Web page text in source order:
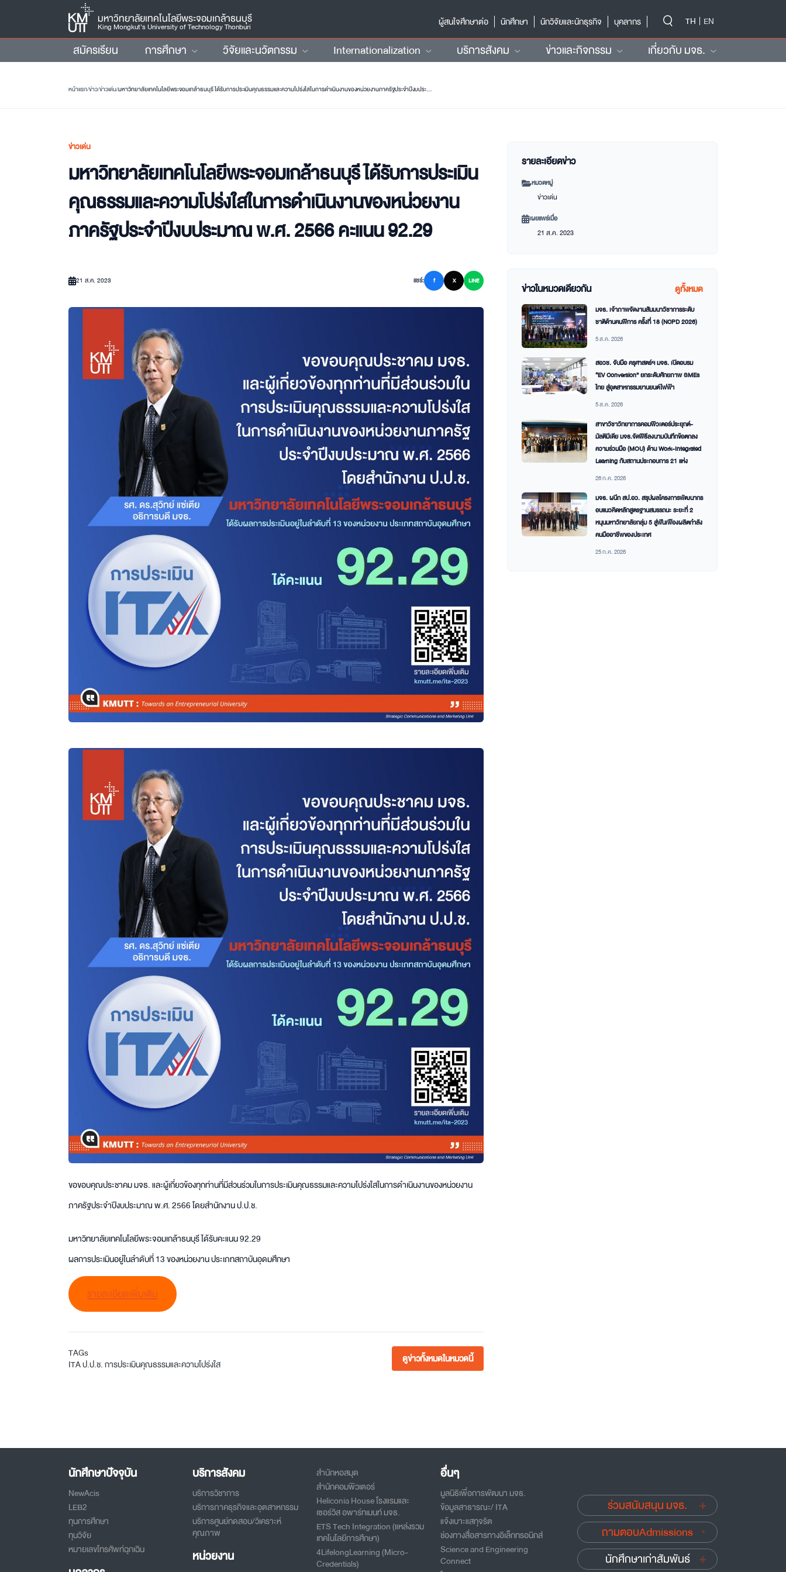
มหาวิทยาลัยเทคโนโลยีพระจอมเกล้าธนบุรี
King Mongkut’s University of Technology Thonburi
ผู้สนใจศึกษาต่อ
นักศึกษา นักวิจัยและนักธุรกิจ บุคลากร TH EN
สมัครเรียน การศึกษา วิจัยและนวัตกรรม Internationalization บริการสังคม ข่าวและกิจกรรม เกี่ยวกับ มจธ.
หน้าแรก/ข่าว/ข่าวเด่น/ มหาวิทยาลัยเทคโนโลยีพระจอมเกล้าธนบุรี ได้รับการประเมินคุณธรรมและความโปร่งใสในการดำเนินงานของหน่วยงานภาครัฐประจำปีงบประมาณ พ.ศ. 2566 คะแนน 92.29
ข่าวเด่น
มหาวิทยาลัยเทคโนโลยีพระจอมเกล้าธนบุรี ได้รับการประเมิน
คุณธรรมและความโปร่งใสในการดำเนินงานของหน่วยงาน
ภาครัฐประจำปีงบประมาณ พ.ศ. 2566 คะแนน 92.29
21 ส.ค. 2023 แชร์: f X LINE
ขอขอบคุณประชาคม มจธ. และผู้เกี่ยวข้องทุกท่านที่มีส่วนร่วมในการประเมินคุณธรรมและความโปร่งใสในการดำเนินงานของหน่วยงาน
ภาครัฐประจำปีงบประมาณ พ.ศ. 2566 โดยสำนักงาน ป.ป.ช.
มหาวิทยาลัยเทคโนโลยีพระจอมเกล้าธนบุรี ได้รับคะแนน 92.29
ผลการประเมินอยู่ในลำดับที่ 13 ของหน่วยงาน ประเภทสถาบันอุดมศึกษา
รายละเอียดเพิ่มเติม
TAGs
ITAป.ป.ช.การประเมินคุณธรรมและความโปร่งใส ดูข่าวทั้งหมดในหมวดนี้
รายละเอียดข่าว
หมวดหมู่
ข่าวเด่น
เผยแพร่เมื่อ
21 ส.ค. 2023
ข่าวในหมวดเดียวกัน ดูทั้งหมด
มจธ. เจ้าภาพจัดงานสัมมนาวิชาการระดับ
ชาติด้านคนพิการ ครั้งที่ 18 (NCPD 2026)
5 ส.ค. 2026
สอวช. จับมือ ครุศาสตร์ฯ มจธ. เปิดอบรม
“EV Conversion” ยกระดับศักยภาพ SMEs
ไทย สู่อุตสาหกรรมยานยนต์ไฟฟ้า
5 ส.ค. 2026
สาขาวิชาวิทยาการคอมพิวเตอร์ประยุกต์-
มัลติมีเดีย มจธ.จัดพิธีลงนามบันทึกข้อตกลง
ความร่วมมือ (MOU) ด้าน Work-Integrated
Learning กับสถานประกอบการ 21 แห่ง
26 ก.ค. 2026
มจธ. ผนึก สป.อว. สรุปผลโครงการพัฒนากร
อบแนวคิดหลักสูตรฐานสมรรถนะ ระยะที่ 2
หนุนมหาวิทยาลัยกลุ่ม 5 สู่ฟันเฟืองผลิตกำลัง
คนมืออาชีพของประเทศ
25 ก.ค. 2026
นักศึกษาปัจจุบัน
NewAcis
LEB2
ทุนการศึกษา
ทุนวิจัย
หมายเลขโทรศัพท์ฉุกเฉิน
บริการสังคม
บริการวิชาการ
บริการภาคธุรกิจและอุตสาหกรรม
บริการศูนย์ทดสอบ/วิเคราะห์
คุณภาพ
หน่วยงาน
สำนักหอสมุด
สำนักคอมพิวเตอร์
Heliconia House โรงแรมและ
เซอร์วิส อพาร์ทเมนท์ มจธ.
ETS Tech Integration (แหล่งรวม
เทคโนโลยีการศึกษา)
4LifelongLearning (Micro-
Credentials)
อื่นๆ
มูลนิธิเพื่อการพัฒนา มจธ.
ข้อมูลสาธารณะ/ ITA
แจ้งเบาะแสทุจริต
ช่องทางสื่อสารทางอิเล็กทรอนิกส์
Science and Engineering
Connect
ร่วมสนับสนุน มจธ.
ถามตอบAdmissions
นักศึกษาเก่าสัมพันธ์